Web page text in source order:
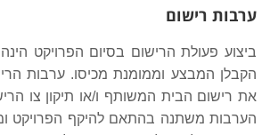
ערבות רישום
ביצוע פעולת הרישום בסיום הפרויקט
הקבלן המבצע וממומנת מכיסו. ערבות
את רישום הבית המשותף ו/או תיקון צו
הערבות משתנה בהתאם להיקף הפרויקט